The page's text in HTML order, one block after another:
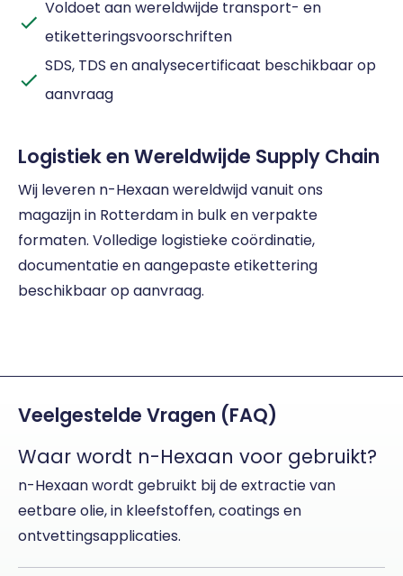
Voldoet aan wereldwijde transport- en
etiketteringsvoorschriften
SDS, TDS en analysecertificaat beschikbaar op
aanvraag
Logistiek en Wereldwijde Supply Chain
Wij leveren n-Hexaan wereldwijd vanuit ons
magazijn in Rotterdam in bulk en verpakte
formaten. Volledige logistieke coördinatie,
documentatie en aangepaste etikettering
beschikbaar op aanvraag.
Veelgestelde Vragen (FAQ)
Waar wordt n-Hexaan voor gebruikt?
n-Hexaan wordt gebruikt bij de extractie van
eetbare olie, in kleefstoffen, coatings en
ontvettingsapplicaties.